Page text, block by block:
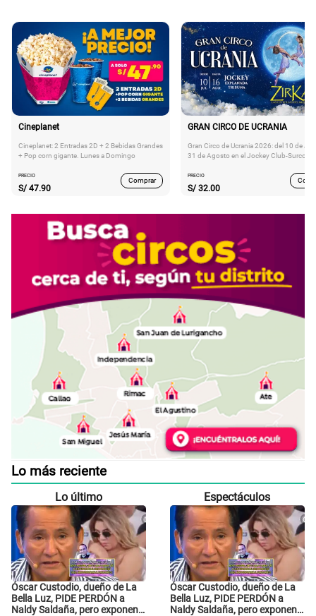
Cineplanet
Cineplanet: 2 Entradas 2D + 2 Bebidas Grandes
+ Pop corn gigante. Lunes a Domingo
PRECIO
S/ 47.90
Comprar
GRAN CIRCO DE UCRANIA
Gran Circo de Ucrania 2026: del 10 de
31 de Agosto en el Jockey Club-Surco
PRECIO
S/ 32.00
Lo más reciente
Lo último
Óscar Custodio, dueño de La
Bella Luz, PIDE PERDÓN a
Naldy Saldaña, pero exponen
Espectáculos
Óscar Custodio, dueño de La
Bella Luz, PIDE PERDÓN a
Naldy Saldaña, pero exponen